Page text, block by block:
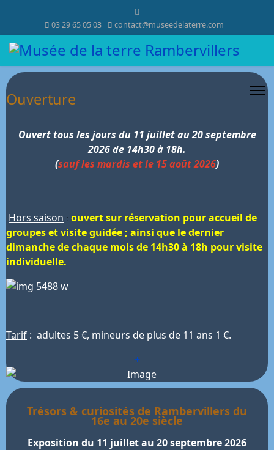
03 29 65 05 03 contact@museedelaterre.com
Ouverture
Ouvert tous les jours du 11 juillet au 20 septembre
2026 de 14h30 à 18h.
(sauf les mardis et le 15 août 2026)
Hors saison : ouvert sur réservation pour accueil de
groupes et visite guidée ; ainsi que le dernier
dimanche de chaque mois de 14h30 à 18h pour visite
individuelle.
Tarif : adultes 5 €, mineurs de plus de 11 ans 1 €.
+
Trésors & curiosités de Rambervillers du
16e au 20e siècle
Exposition du 11 juillet au 20 septembre 2026